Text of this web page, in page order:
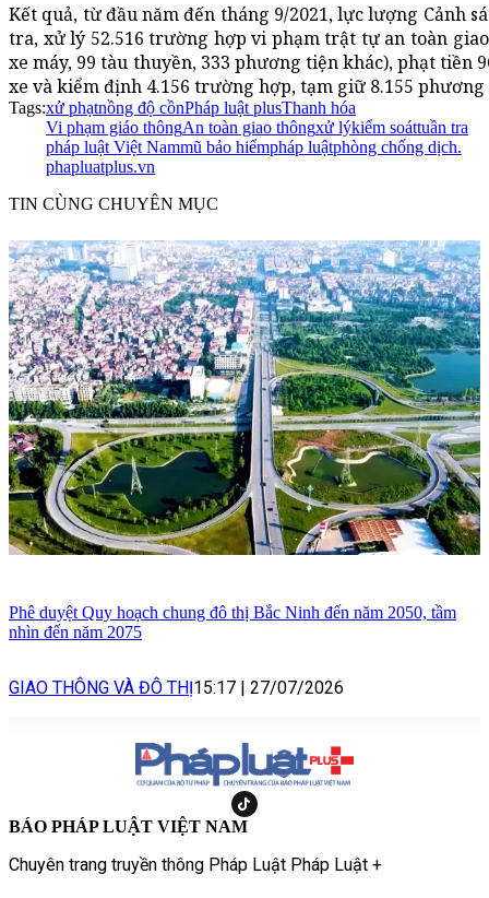
Kết quả, từ đầu năm đến tháng 9/2021, lực lượng Cảnh
tra, xử lý 52.516 trường hợp vi phạm trật tự an toàn giao
xe máy, 99 tàu thuyền, 333 phương tiện khác), phạt tiền
xe và kiểm định 4.156 trường hợp, tạm giữ 8.155
Tags:xử phạtnồng độ cồnPháp luật plusThanh hóa
Vi phạm giáo thôngAn toàn giao thôngxử lýkiểm soáttuần tra
pháp luật Việt Nammũ bảo hiểmpháp luậtphòng chống dịch.
phapluatplus.vn
TIN CÙNG CHUYÊN MỤC
Phê duyệt Quy hoạch chung đô thị Bắc Ninh đến năm 2050, tầm
nhìn đến năm 2075
GIAO THÔNG VÀ ĐÔ THỊ15:17 | 27/07/2026
BÁO PHÁP LUẬT VIỆT NAM
Chuyên trang truyền thông Pháp Luật Pháp Luật +